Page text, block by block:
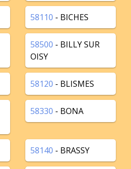
58110 - BICHES
58500 - BILLY SUR
OISY
58120 - BLISMES
58330 - BONA
58140 - BRASSY